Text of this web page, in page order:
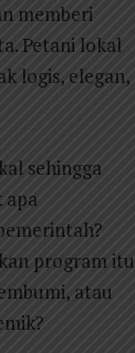
memberi
Petani lokal
logis, elegan,
sehingga
program itu
atau